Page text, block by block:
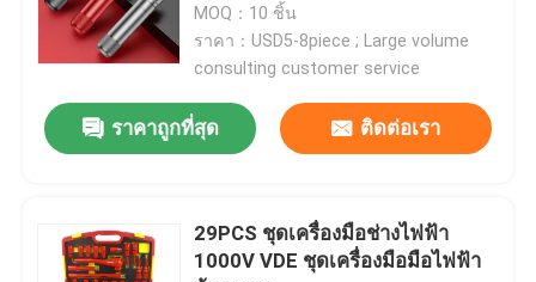
MOQ：10 ชิ้น
ราคา：USD5-8piece ; Large volume
consulting customer service
ราคาถูกที่สุด ติดต่อเรา
29PCS ชุดเครื่องมือช่างไฟฟ้า
1000V VDE ชุดเครื่องมือมือไฟฟ้า